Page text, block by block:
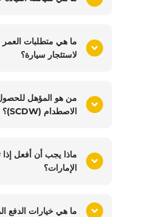
ما هي متطلبات العمر
لاستئجار سيارة؟
من هو المؤهل
الاصطدام (SCDW)؟
ماذا يجب أن أفعل
الإمارات؟
ما هي خيارات الدفع